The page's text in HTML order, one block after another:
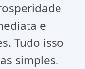
e
Tudo isso
simples.